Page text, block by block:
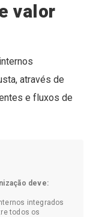
valor
através de
e fluxos de
deve:
integrados
todos os